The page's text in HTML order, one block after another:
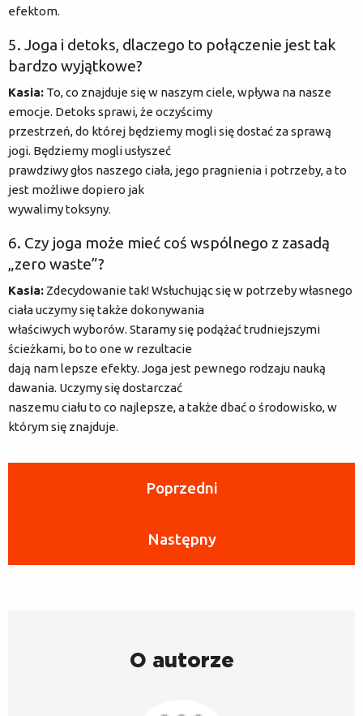
efektom.
5. Joga i detoks, dlaczego to połączenie jest tak
bardzo wyjątkowe?
Kasia: To, co znajduje się w naszym ciele, wpływa na nasze
emocje. Detoks sprawi, że oczyścimy
przestrzeń, do której będziemy mogli się dostać za sprawą
jogi. Będziemy mogli usłyszeć
prawdziwy głos naszego ciała, jego pragnienia i potrzeby, a to
jest możliwe dopiero jak
wywalimy toksyny.
6. Czy joga może mieć coś wspólnego z zasadą
„zero waste”?
Kasia: Zdecydowanie tak! Wsłuchując się w potrzeby własnego
ciała uczymy się także dokonywania
właściwych wyborów. Staramy się podążać trudniejszymi
ścieżkami, bo to one w rezultacie
dają nam lepsze efekty. Joga jest pewnego rodzaju nauką
dawania. Uczymy się dostarczać
naszemu ciału to co najlepsze, a także dbać o środowisko, w
którym się znajduje.
Poprzedni
Następny
O autorze